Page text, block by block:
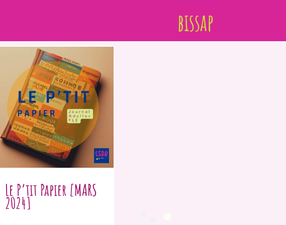
bissap
Le P’tit Papier [MARS
2024]